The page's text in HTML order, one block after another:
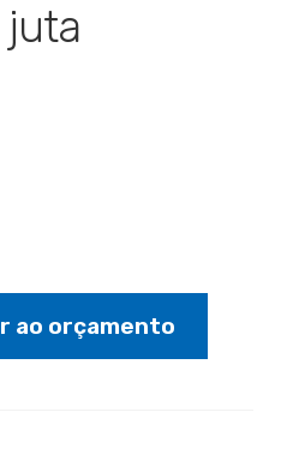
juta
ao orçamento